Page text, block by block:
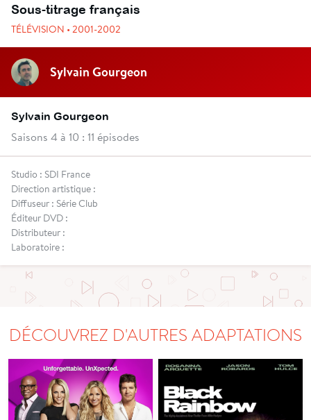
Sous-titrage français
TÉLÉVISION • 2001-2002
Sylvain Gourgeon
Sylvain Gourgeon
Saisons 4 à 10 : 11 épisodes
Studio : SDI France
Direction artistique :
Diffuseur : Série Club
Éditeur DVD :
Distributeur :
Laboratoire :
DÉCOUVREZ D'AUTRES ADAPTATIONS